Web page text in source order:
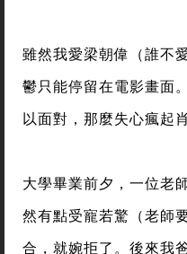
雖然我愛梁朝偉（誰不
鬱只能停留在電影畫面
以面對，那麼失心瘋起
大學畢業前夕，一位老
然有點受寵若驚（老師
合，就婉拒了。後來我